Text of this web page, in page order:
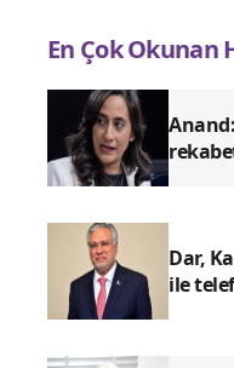
En Çok Okunan
Dar,
ile